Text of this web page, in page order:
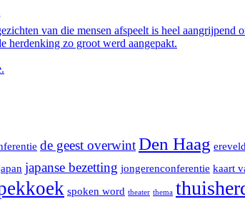
van die mensen afspeelt is heel aangrijpend
herdenking zo groot werd aangepakt.
de geest overwintDen Haag
japanse bezetting jongerenconferentie kaart
spoken word theater thema